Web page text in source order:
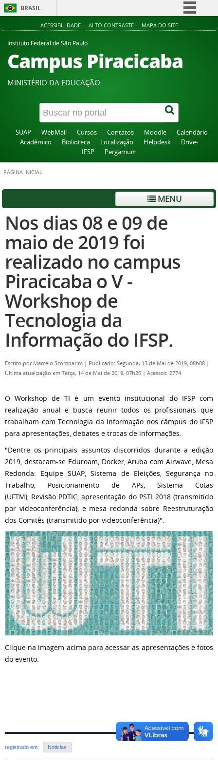
BRASIL
Simplifique!
Participe
Acesso à informação
Canais
ACESSIBILIDADE ALTO CONTRASTE MAPA DO SITE
Instituto Federal de São Paulo
Campus Piracicaba
MINISTÉRIO DA EDUCAÇÃO
SUAP WebMail Cursos Contatos Moodle
Calendário
Acadêmico
Biblioteca Localização Helpdesk
Drive-
IFSP
Pergamum
PÁGINA INICIAL
MENU
Nos dias 08 e 09 de
maio de 2019 foi
realizado no campus
Piracicaba o V -
Workshop de
Tecnologia da
Informação do IFSP.
Escrito por Marcelo Scomparim | Publicado: Segunda, 13 de Mai de 2019, 08h08 |
Última atualização em Terça, 14 de Mai de 2019, 07h26 | Acessos: 2774
O Workshop de TI é um evento institucional do IFSP com
realização anual e busca reunir todos os profissionais que
trabalham com Tecnologia da Informação nos câmpus do IFSP
para apresentações, debates e trocas de informações.
"Dentre os principais assuntos discorridos durante a edição
2019, destacam-se Eduroam, Docker, Aruba com Airwave, Mesa
Redonda: Equipe SUAP, Sistema de Eleições, Segurança no
Trabalho, Posicionamento de APs, Sistema Cotas
(UFTM), Revisão PDTIC, apresentação do PSTI 2018 (transmitido
por videoconferência), e mesa redonda sobre Reestruturação
dos Comitês (transmitido por videoconferência)".
Clique na imagem acima para acessar as apresentações e fotos
do evento.
registrado em: Noticias